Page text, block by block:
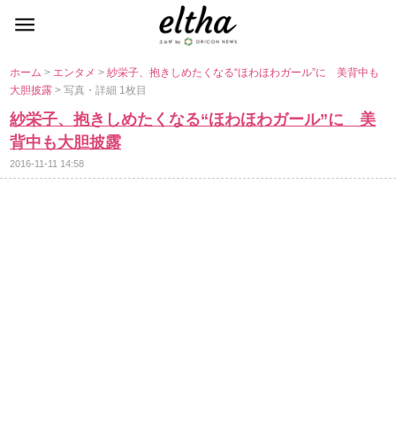
ホーム> エンタメ>紗栄子、抱きしめたくなる“ほわほわガール”に 美背中も
大胆披露> 写真・詳細 1枚目
紗栄子、抱きしめたくなる“ほわほわガール”に 美
背中も大胆披露
2016-11-11 14:58